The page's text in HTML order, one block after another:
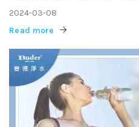
2024-03-08
Read more